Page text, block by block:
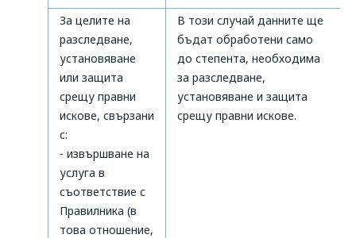
За целите на
разследване,
установяване
или защита
срещу правни
искове, свързани
с:
- извършване на
услуга в
съответствие с
Правилника (в
това отношение,
В този случай данните ще
бъдат обработени само
до степента, необходима
за разследване,
установяване и защита
срещу правни искове.